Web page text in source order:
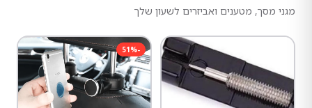
מגני מסך, מטענים ואביזרים לשעון שלך
-
51%